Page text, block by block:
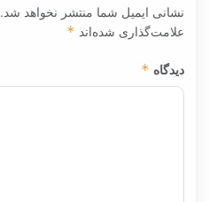
نشانی ایمیل شما منتشر نخواهد شد.
علامت‌گذاری شده‌اند *
دیدگاه *